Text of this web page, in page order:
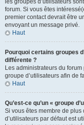
les groupes d’utilisateurs
forum. Si vous êtes
premier contact devrait être
envoyant un message privé.
Haut
Pourquoi certains groupes
différente ?
Les administrateurs du
groupe d’utilisateurs afin de
Haut
Qu’est-ce qu’un « groupe
Si vous êtes membre de plus
d’utilisateurs par défaut est